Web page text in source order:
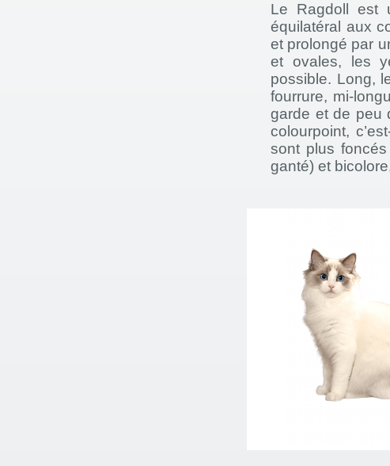
Le Ragdoll est
équilatéral aux
et prolongé par
et ovales, les
possible. Long,
fourrure, mi-
garde et de peu
colourpoint,
sont plus
ganté) et